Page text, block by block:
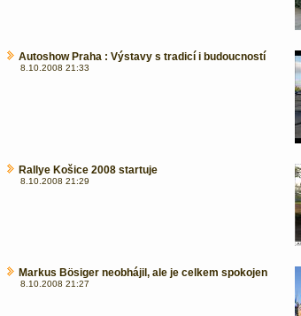
Autoshow Praha : Výstavy s tradicí i budoucností
8.10.2008 21:33
Rallye Košice 2008 startuje
8.10.2008 21:29
Markus Bösiger neobhájil, ale je celkem spokojen
8.10.2008 21:27